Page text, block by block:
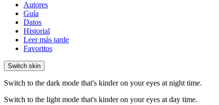
Autores
Guía
Datos
Historial
Leer más tarde
Favoritos
Switch skin
Switch to the dark mode that's kinder on your eyes at night time.
Switch to the light mode that's kinder on your eyes at day time.